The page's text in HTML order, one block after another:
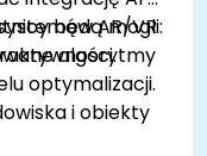
AR/VR
będą mogli:
algorytmy
optymalizacji.
i obiekty